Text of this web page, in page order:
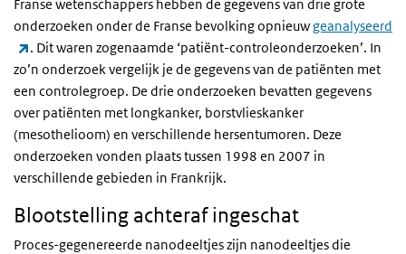
Franse wetenschappers hebben de gegevens van drie grote
onderzoeken onder de Franse bevolking opnieuwgeanalyseerd
(externe link)
. Dit waren zogenaamde ‘patiënt-controleonderzoeken’. In
zo’n onderzoek vergelijk je de gegevens van de patiënten met
een controlegroep. De drie onderzoeken bevatten gegevens
over patiënten met longkanker, borstvlieskanker
(mesothelioom) en verschillende hersentumoren. Deze
onderzoeken vonden plaats tussen 1998 en 2007 in
verschillende gebieden in Frankrijk.
Blootstelling achteraf ingeschat
Proces-gegenereerde nanodeeltjes zijn nanodeeltjes die